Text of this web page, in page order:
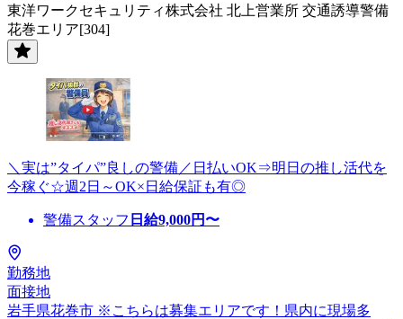
東洋ワークセキュリティ株式会社 北上営業所 交通誘導警備
花巻エリア[304]
＼実は”タイパ”良しの警備／日払いOK⇒明日の推し活代を
今稼ぐ☆週2日～OK×日給保証も有◎
警備スタッフ 日給9,000円〜
勤務地
面接地
岩手県花巻市 ※こちらは募集エリアです！県内に現場多